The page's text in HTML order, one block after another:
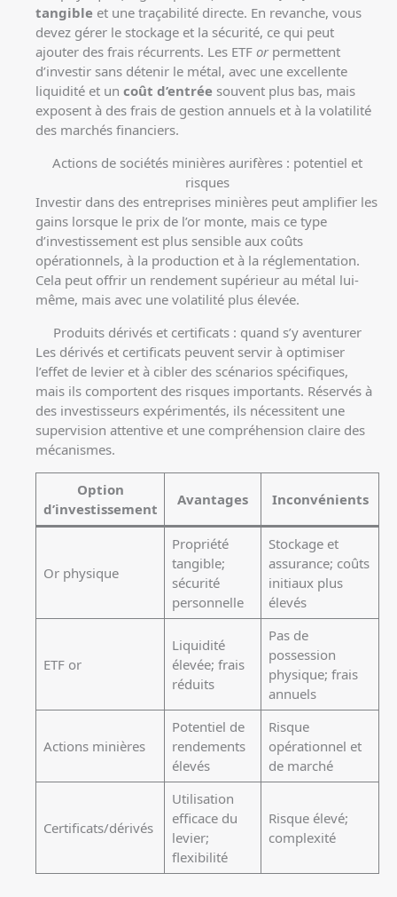
tangible et une traçabilité directe. En revanche, vous
devez gérer le stockage et la sécurité, ce qui peut
ajouter des frais récurrents. Les ETF orpermettent
d’investir sans détenir le métal, avec une excellente
liquidité et un coût d’entrée souvent plus bas, mais
exposent à des frais de gestion annuels et à la volatilité
des marchés financiers.
Actions de sociétés minières aurifères : potentiel et
risques
Investir dans des entreprises minières peut amplifier les
gains lorsque le prix de l’or monte, mais ce type
d’investissement est plus sensible aux coûts
opérationnels, à la production et à la réglementation.
Cela peut offrir un rendement supérieur au métal lui-
même, mais avec une volatilité plus élevée.
Produits dérivés et certificats : quand s’y aventurer
Les dérivés et certificats peuvent servir à optimiser
l’effet de levier et à cibler des scénarios spécifiques,
mais ils comportent des risques importants. Réservés à
des investisseurs expérimentés, ils nécessitent une
supervision attentive et une compréhension claire des
mécanismes.
Option
d’investissement
Avantages Inconvénients
Or physique
Propriété
tangible;
sécurité
personnelle
Stockage et
assurance; coûts
initiaux plus
élevés
ETF or
Liquidité
élevée; frais
réduits
Pas de
possession
physique; frais
annuels
Actions minières
Potentiel de
rendements
élevés
Risque
opérationnel et
de marché
Certificats/dérivés
Utilisation
efficace du
levier;
flexibilité
Risque élevé;
complexité